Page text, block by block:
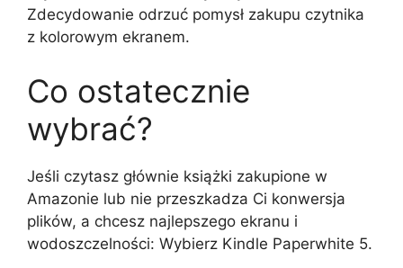
Zdecydowanie odrzuć pomysł zakupu czytnika
z kolorowym ekranem.
Co ostatecznie
wybrać?
Jeśli czytasz głównie książki zakupione w
Amazonie lub nie przeszkadza Ci konwersja
plików, a chcesz najlepszego ekranu i
wodoszczelności: Wybierz Kindle Paperwhite 5.